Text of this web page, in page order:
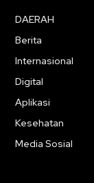
DAERAH
Berita
Internasional
Digital
Aplikasi
Kesehatan
Media Sosial